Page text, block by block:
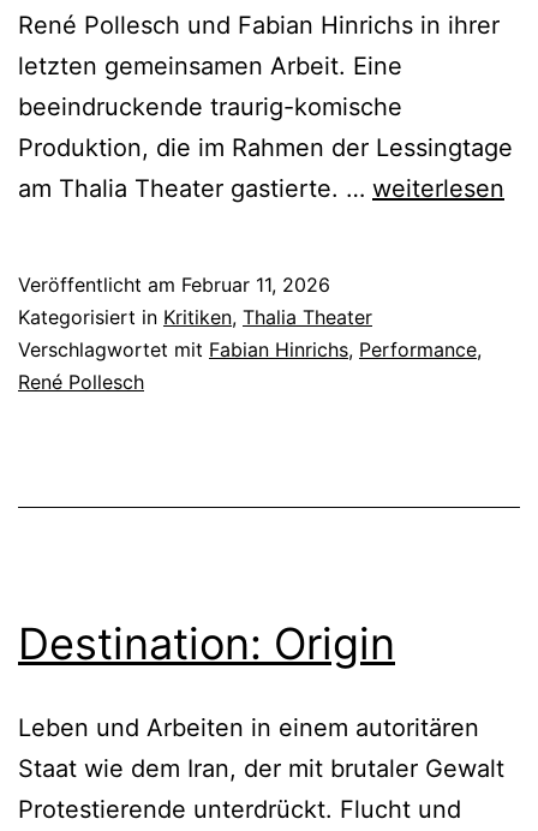
René Pollesch und Fabian Hinrichs in ihrer
letzten gemeinsamen Arbeit. Eine
beeindruckende traurig-komische
Produktion, die im Rahmen der Lessingtage
am Thalia Theater gastierte. … Ja
ok
weiterlesen
Veröffentlicht am Februar 11, 2026
Kategorisiert in Kritiken, Thalia Theater
Verschlagwortet mit Fabian Hinrichs, Performance,
René Pollesch
Destination: Origin
Leben und Arbeiten in einem autoritären
Staat wie dem Iran, der mit brutaler Gewalt
Protestierende unterdrückt. Flucht und